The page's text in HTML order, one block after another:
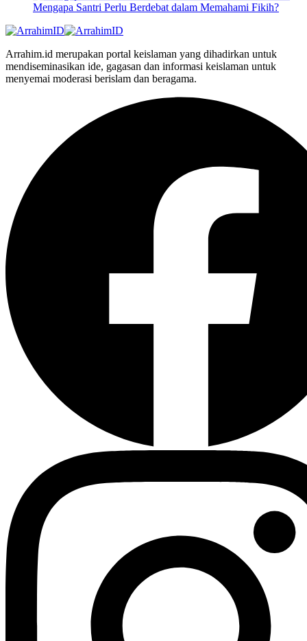
Mengapa Santri Perlu Berdebat dalam Memahami Fikih?
Arrahim.id merupakan portal keislaman yang dihadirkan untuk
mendiseminasikan ide, gagasan dan informasi keislaman untuk
menyemai moderasi berislam dan beragama.